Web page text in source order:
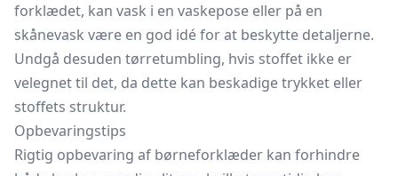
forklædet, kan vask i en vaskepose eller på en
skånevask være en god idé for at beskytte detaljerne.
Undgå desuden tørretumbling, hvis stoffet ikke er
velegnet til det, da dette kan beskadige trykket eller
stoffets struktur.
Opbevaringstips
Rigtig opbevaring af børneforklæder kan forhindre